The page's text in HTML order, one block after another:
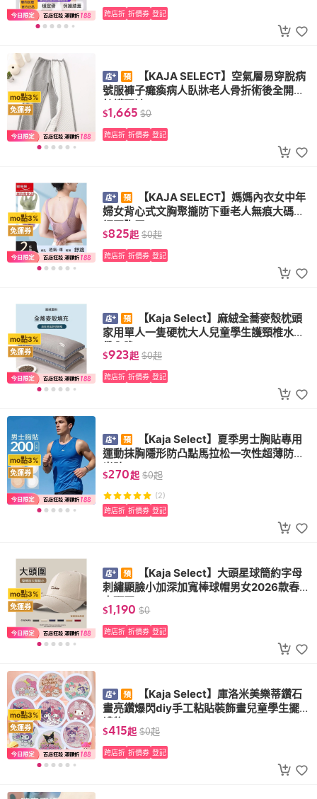
跨店折 折價券 登記
mo點3%
免運券
【KAJA SELECT】空氣層易穿脫病
號服褲子癱瘓病人臥牀老人骨折術後全開拉
鍊護理褲
$1,665 $0
跨店折 折價券 登記
mo點3%
免運券
【KAJA SELECT】媽媽內衣女中年
婦女背心式文胸聚攏防下垂老人無痕大碼無
鋼圈胸罩
$825起 $0起
跨店折 折價券 登記
mo點3%
免運券
【Kaja Select】麻絨全蕎麥殼枕頭
家用單人一隻硬枕大人兒童學生護頸椎水洗
帶內膽
$923起 $0起
跨店折 折價券 登記
mo點3%
免運券
【Kaja Select】夏季男士胸貼專用
運動抹胸隱形防凸點馬拉松一次性超薄防走
光貼
$270起 $0起
(2)
跨店折 折價券 登記
mo點3%
免運券
【Kaja Select】大頭星球簡約字母
刺繡顯臉小加深加寬棒球帽男女2026款春夏
大頭圍
$1,190 $0
跨店折 折價券 登記
mo點3%
免運券
【Kaja Select】庫洛米美樂蒂鑽石
畫亮鑽爆閃diy手工粘貼裝飾畫兒童學生擺臺
禮物
$415起 $0起
跨店折 折價券 登記